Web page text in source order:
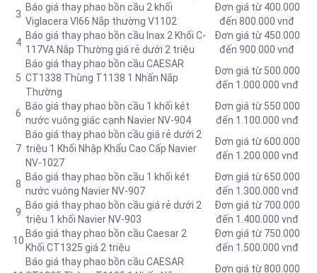
3
Báo giá thay phao bồn cầu 2 khối
Viglacera VI66 Nắp thường V1102
Đơn giá từ 400.000
đến 800.000 vnđ
4
Báo giá thay phao bồn cầu Inax 2 Khối C-
117VA Nắp Thường giá rẻ dưới 2 triệu
Đơn giá từ 450.000
đến 900.000 vnđ
5
Báo giá thay phao bồn cầu CAESAR
CT1338 Thùng T1138 1 Nhấn Nắp
Thường
Đơn giá từ 500.000
đến 1.000.000 vnđ
6
Báo giá thay phao bồn cầu 1 khối két
nước vuông giác cạnh Navier NV-904
Đơn giá từ 550.000
đến 1.100.000 vnđ
7
Báo giá thay phao bồn cầu giá rẻ dưới 2
triệu 1 Khối Nhập Khẩu Cao Cấp Navier
NV-1027
Đơn giá từ 600.000
đến 1.200.000 vnđ
8
Báo giá thay phao bồn cầu 1 khối két
nước vuông Navier NV-907
Đơn giá từ 650.000
đến 1.300.000 vnđ
9
Báo giá thay phao bồn cầu giá rẻ dưới 2
triệu 1 khối Navier NV-903
Đơn giá từ 700.000
đến 1.400.000 vnđ
10
Báo giá thay phao bồn cầu Caesar 2
Khối CT1325 giá 2 triệu
Đơn giá từ 750.000
đến 1.500.000 vnđ
Báo giá thay phao bồn cầu CAESAR
Đơn giá từ 800.000